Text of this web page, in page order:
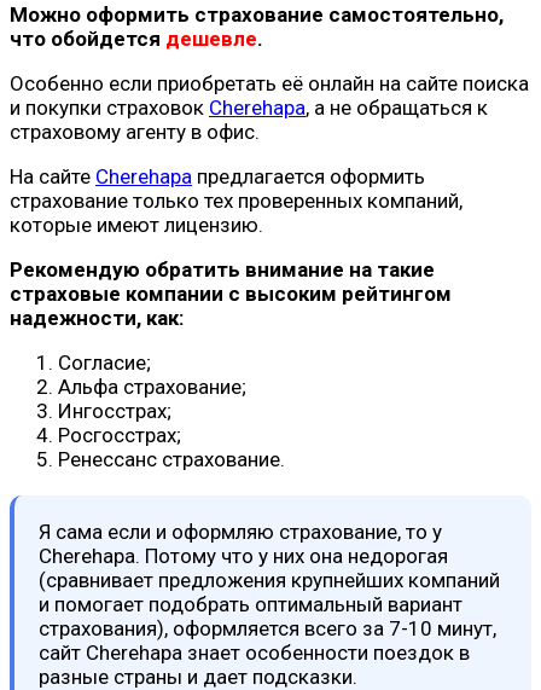
Можно оформить страхование самостоятельно,
что обойдется дешевле.
Особенно если приобретать её онлайн на сайте поиска
и покупки страховок Cherehapa, а не обращаться к
страховому агенту в офис.
На сайте Cherehapa предлагается оформить
страхование только тех проверенных компаний,
которые имеют лицензию.
Рекомендую обратить внимание на такие
страховые компании с высоким рейтингом
надежности, как:
Согласие;
Альфа страхование;
Ингосстрах;
Росгосстрах;
Ренессанс страхование.
Я сама если и оформляю страхование, то у
Cherehapa. Потому что у них она недорогая
(сравнивает предложения крупнейших компаний
и помогает подобрать оптимальный вариант
страхования), оформляется всего за 7-10 минут,
сайт Cherehapa знает особенности поездок в
разные страны и дает подсказки.